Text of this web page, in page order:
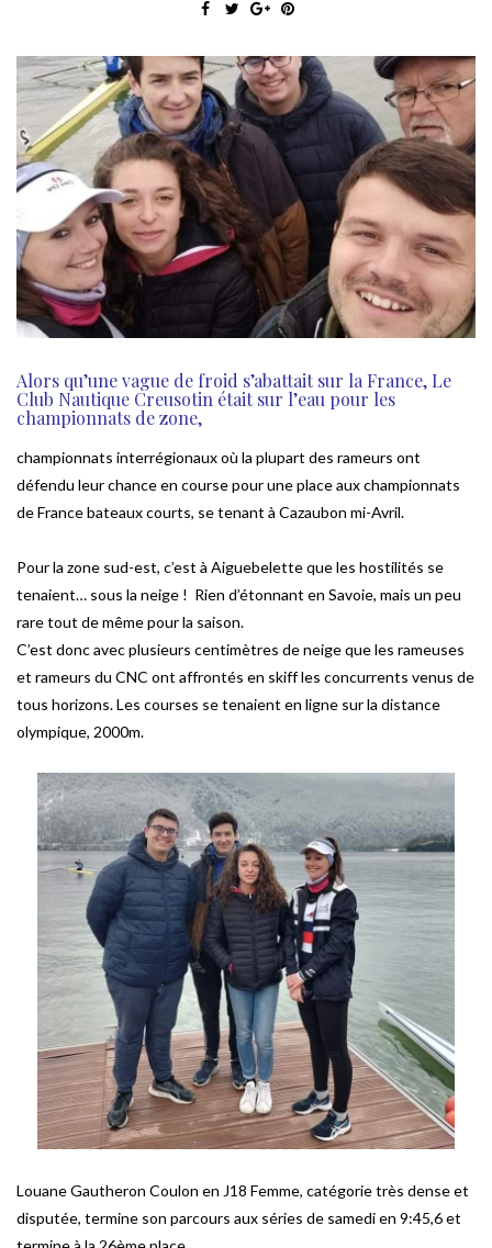
Alors qu’une vague de froid s’abattait sur la France, Le
Club Nautique Creusotin était sur l’eau pour les
championnats de zone,
championnats interrégionaux où la plupart des rameurs ont
défendu leur chance en course pour une place aux championnats
de France bateaux courts, se tenant à Cazaubon mi-Avril.
Pour la zone sud-est, c’est à Aiguebelette que les hostilités se
tenaient… sous la neige ! Rien d’étonnant en Savoie, mais un peu
rare tout de même pour la saison.
C’est donc avec plusieurs centimètres de neige que les rameuses
et rameurs du CNC ont affrontés en skiff les concurrents venus de
tous horizons. Les courses se tenaient en ligne sur la distance
olympique, 2000m.
Louane Gautheron Coulon en J18 Femme, catégorie très dense et
disputée, termine son parcours aux séries de samedi en 9:45,6 et